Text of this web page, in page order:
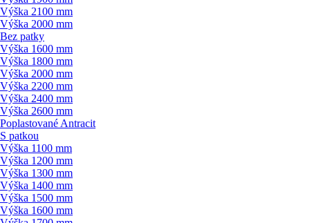
Výška 2100 mm
Výška 2000 mm
Bez patky
Výška 1600 mm
Výška 1800 mm
Výška 2000 mm
Výška 2200 mm
Výška 2400 mm
Výška 2600 mm
Poplastované Antracit
S patkou
Výška 1100 mm
Výška 1200 mm
Výška 1300 mm
Výška 1400 mm
Výška 1500 mm
Výška 1600 mm